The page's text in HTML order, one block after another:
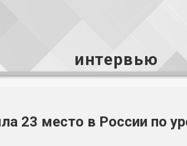
интервью
23 место в России по